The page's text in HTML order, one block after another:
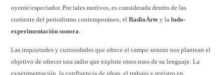
oyente/espectador. Por tales motivos, es considerada dentro de las
corriente del periodismo contemporáneo, elRadioArte y laludo-
experimentación sonora
Las inquietudes y curiosidades que ofrece el campo sonoro nos plantean el
objetivo de ofrecer una radio que explote otros usos de su lenguaje. La
experimentación, la confluencia de ideas, el trabajo y registro en